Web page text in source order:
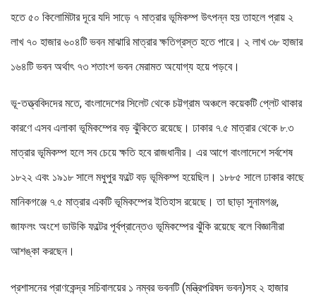
হতে ৫০ কিলোমিটার দূরে যদি সাড়ে ৭ মাত্রার ভূমিকম্প উৎপন্ন হয় তাহলে প্রায় ২
লাখ ৭০ হাজার ৬০৪টি ভবন মাঝারি মাত্রার ক্ষতিগ্রস্ত হতে পারে। ২ লাখ ৩৮ হাজার
১৬৪টি ভবন অর্থাৎ ৭৩ শতাংশ ভবন মেরামত অযোগ্য হয়ে পড়বে।
ভূ-তত্ত্ববিদদের মতে, বাংলাদেশের সিলেট থেকে চট্টগ্রাম অঞ্চলে কয়েকটি প্লেট থাকার
কারণে এসব এলাকা ভূমিকম্পের বড় ঝুঁকিতে রয়েছে। ঢাকার ৭.৫ মাত্রার থেকে ৮.৩
মাত্রার ভূমিকম্প হলে সব চেয়ে ক্ষতি হবে রাজধানীর। এর আগে বাংলাদেশে সর্বশেষ
১৮২২ এবং ১৯১৮ সালে মধুপুর ফল্টে বড় ভূমিকম্প হয়েছিল। ১৮৮৫ সালে ঢাকার কাছে
মানিকগঞ্জে ৭.৫ মাত্রার একটি ভূমিকম্পের ইতিহাস রয়েছে। তা ছাড়া সুনামগঞ্জ,
জাফলং অংশে ডাউকি ফল্টের পূর্বপ্রান্তেও ভূমিকম্পের ঝুঁকি রয়েছে বলে বিজ্ঞানীরা
আশঙ্কা করছেন।
প্রশাসনের প্রাণকেন্দ্র সচিবালয়ের ১ নম্বর ভবনটি (মন্ত্রিপরিষদ ভবন)সহ ২ হাজার